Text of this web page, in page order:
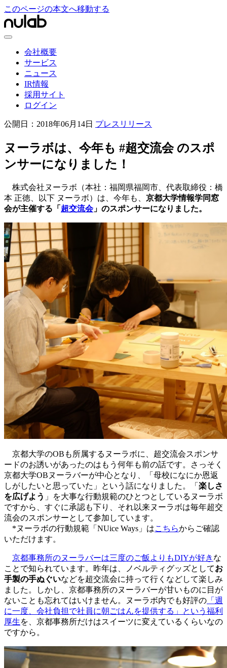
このページの本文へ移動する
会社概要
サービス
ニュース
IR情報
採用サイト
ログイン
公開日： 2018年06月14日 プレスリリース
ヌーラボは、今年も #超交流会 のスポ
ンサーになりました！
株式会社ヌーラボ（本社：福岡県福岡市、代表取締役：橋
本 正徳、以下 ヌーラボ）は、今年も、 京都大学情報学同窓
会が主催する「 超交流会」のスポンサーになりました。
京都大学のOBも所属するヌーラボに、超交流会スポンサ
ードのお誘いがあったのはもう何年も前の話です。さっそく
京都大学OBヌーラバーが中心となり、「母校になにか恩返
しがしたいと思っていた」という話になりました。「 楽しさ
を広げよう 」を大事な行動規範のひとつとしているヌーラボ
ですから、すぐに承認も下り、それ以来ヌーラボは毎年超交
流会のスポンサーとして参加しています。
*ヌーラボの行動規範「NUice Ways」はこちらからご確認
いただけます。
京都事務所のヌーラバーは三度のご飯よりもDIYが好き な
ことで知られています。昨年は、ノベルティグッズとしてお
手製の手ぬぐいなどを超交流会に持って行くなどして楽しみ
ました。しかし、京都事務所のヌーラバーが甘いものに目が
ないことも忘れてはいけません。ヌーラボ内でも好評の 「週
に一度、会社負担で社員に朝ごはんを提供する」という福利
厚生を、京都事務所だけはスイーツに変えているくらいなの
ですから。